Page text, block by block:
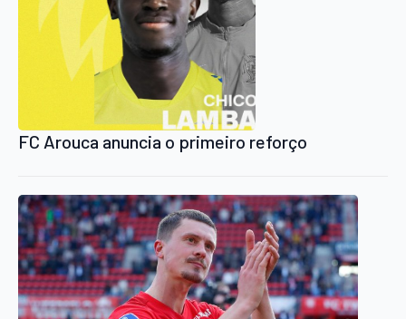
FC Arouca anuncia o primeiro reforço